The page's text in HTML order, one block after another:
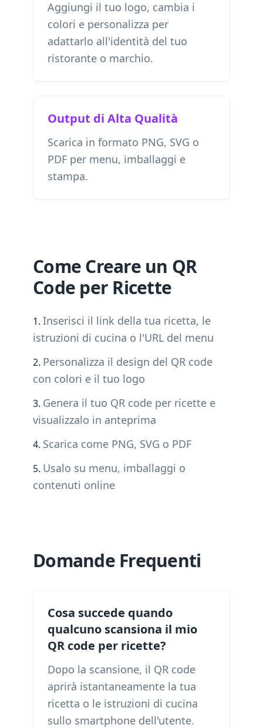
Aggiungi il tuo logo, cambia i
colori e personalizza per
adattarlo all'identità del tuo
ristorante o marchio.
Output di Alta Qualità
Scarica in formato PNG, SVG o
PDF per menu, imballaggi e
stampa.
Come Creare un QR
Code per Ricette
Inserisci il link della tua ricetta, le
istruzioni di cucina o l'URL del menu
Personalizza il design del QR code
con colori e il tuo logo
Genera il tuo QR code per ricette e
visualizzalo in anteprima
Scarica come PNG, SVG o PDF
Usalo su menu, imballaggi o
contenuti online
Domande Frequenti
Cosa succede quando
qualcuno scansiona il mio
QR code per ricette?
Dopo la scansione, il QR code
aprirà istantaneamente la tua
ricetta o le istruzioni di cucina
sullo smartphone dell'utente.